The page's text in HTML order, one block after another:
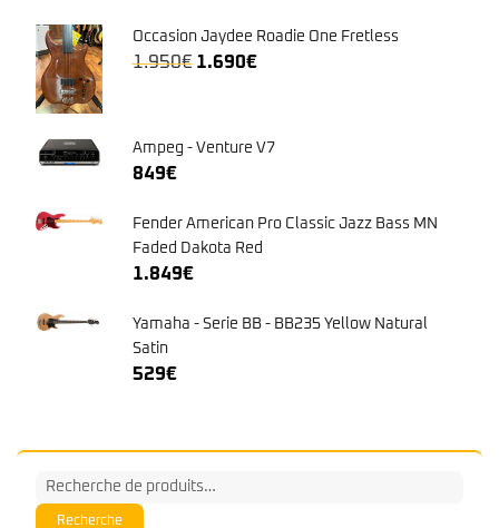
était :
1.950€.
est :
1.690€.
Ampeg - Venture V7
Faded Dakota Red
1.849
Yamaha - Serie BB - BB235 Yellow Natural
Satin
529€